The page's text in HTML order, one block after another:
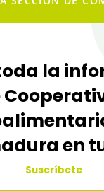
la
en
Suscríbete